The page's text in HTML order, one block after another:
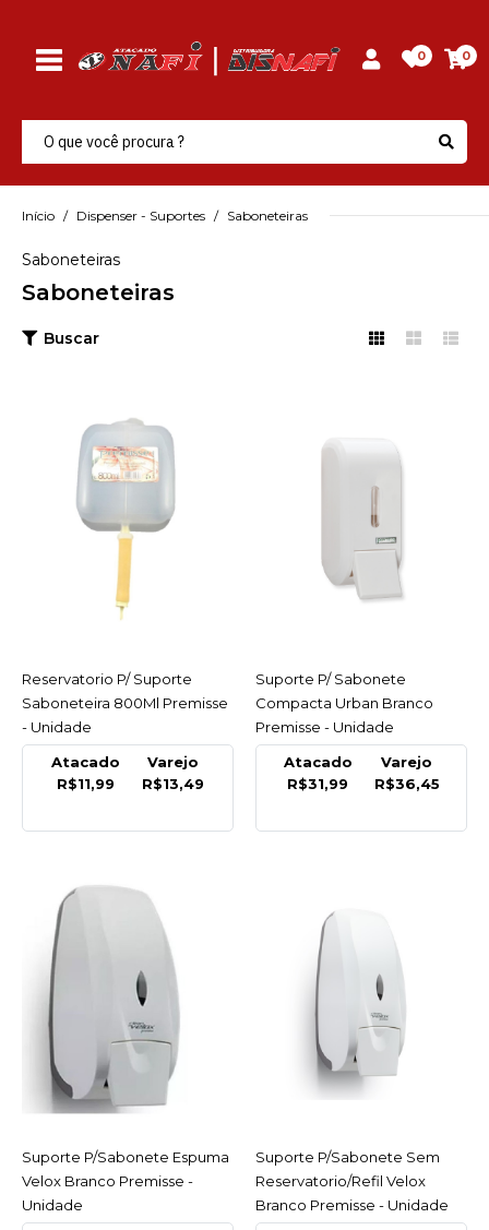
0 0
Início Dispenser - Suportes Saboneteiras
Saboneteiras
Saboneteiras
Buscar
Premisse - Unidade
COMPRAR
PREMISSE
Suporte P/ Sabonete
Compacta Urban Branco
Premisse - Unidade
COMPARAR
LISTA DE DESEJO
Suporte P/Sabonete
Espuma Velox Branco
Premisse - Unidade
COMPRAR
COMPARAR
ACESSAR
Reservatorio P/ Suporte
Saboneteira 800Ml Premisse
- Unidade
Atacado
R$11,99
Varejo
R$13,49
ACESSAR
Suporte P/ Sabonete
Compacta Urban Branco
Premisse - Unidade
Atacado
R$31,99
Varejo
R$36,45
ACESSAR
Suporte P/Sabonete Espuma
Velox Branco Premisse -
Unidade
ACESSAR
Suporte P/Sabonete Sem
Reservatorio/Refil Velox
Branco Premisse - Unidade